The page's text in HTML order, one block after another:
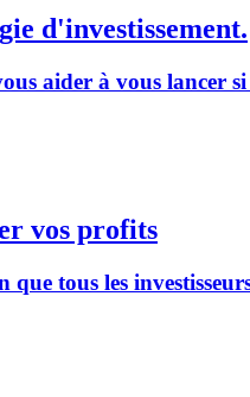
d'investissement.
aider à vous lancer
vos profits
tous les investisseurs